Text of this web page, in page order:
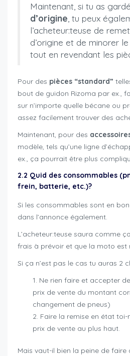
Maintenant, si tu as gardé
d’origine , tu peux
l’acheteur:teuse de
d’origine et de minorer
tout en revendant les
Pour des pièces “standard”
bout de guidon Rizoma par ex.,
sur n’importe quelle bécane ou
assez facilement trouver des
Maintenant, pour des
modèle, tels qu’une ligne
ex., ça pourrait être plus
2.2 Quid des consommables
frein, batterie, etc.)?
Si les consommables sont en
dans l’annonce également.
L’acheteur:teuse saura comme
frais à prévoir et que la moto est
Si ça n’est pas le cas tu auras 2
Ne rien faire et accepter
prix de vente du montant
changement de pneus)
Faire la remise en état
prix de vente au plus haut.
Mais vaut-il bien la peine de